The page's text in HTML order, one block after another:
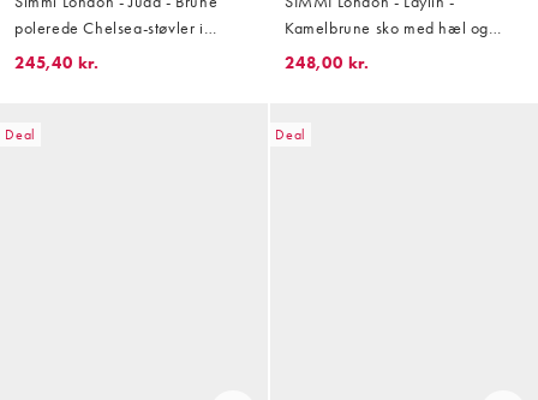
polerede Chelsea-støvler i
chunky stil
245,40 kr.
Kamelbrune sko med hæl og
hælrem i lak
248,00 kr.
Deal Deal